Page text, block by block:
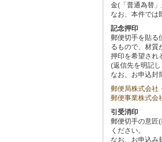
金(「普通為替
なお、本件では
記念押印
郵便切手を貼る
るもので、材質
押印を希望され
(返信先を明記
なお、お申込封
郵便局株式会社
郵便事業株式会
引受消印
郵便切手の意匠
ください。
なお、お申込み